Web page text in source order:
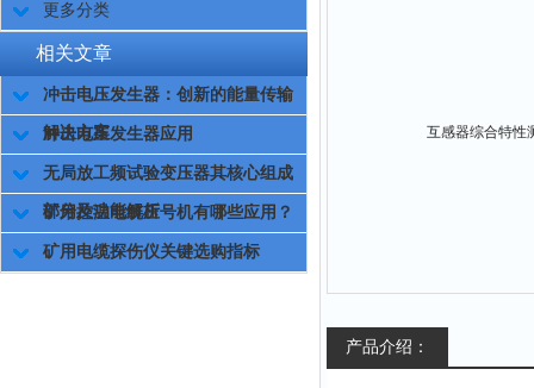
更多分类
相关文章
冲击电压发生器：创新的能量传输
解决方案
冲击电压发生器应用
无局放工频试验变压器其核心组成
部分及功能解析
矿用控温电缆压号机有哪些应用？
矿用电缆探伤仪关键选购指标
产品介绍：